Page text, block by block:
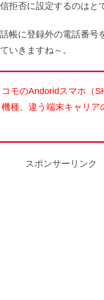
拒否に設定するのはと
帳に登録外の電話番号
いきますね～。
モのAndoridスマホ（
種、違う端末キャリ
スポンサーリンク